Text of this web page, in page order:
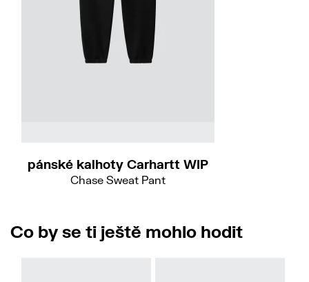
pánské kalhoty Carhartt WIP
Chase Sweat Pant
Co by se ti ještě mohlo hodit